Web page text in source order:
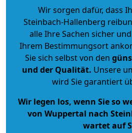
Wir sorgen dafür, dass
Steinbach-Hallenberg
alle Ihre Sachen sicher
Ihrem Bestimmungsort
Sie sich selbst von den
und der Qualität. Unsere
wird Sie garantiert
Wir legen los, wenn Sie so
von Wuppertal nach
wartet auf